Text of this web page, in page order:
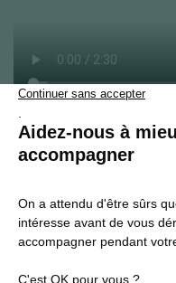
Je souhaite